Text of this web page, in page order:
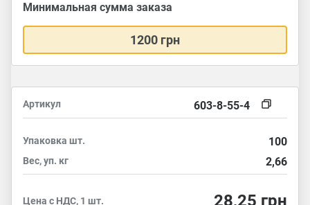
Минимальная сумма заказа
1200 грн
Артикул 603-8-55-4
Упаковка шт. 100
Вес, уп. кг 2,66
Цена с НДС, 1 шт. 28,25 грн